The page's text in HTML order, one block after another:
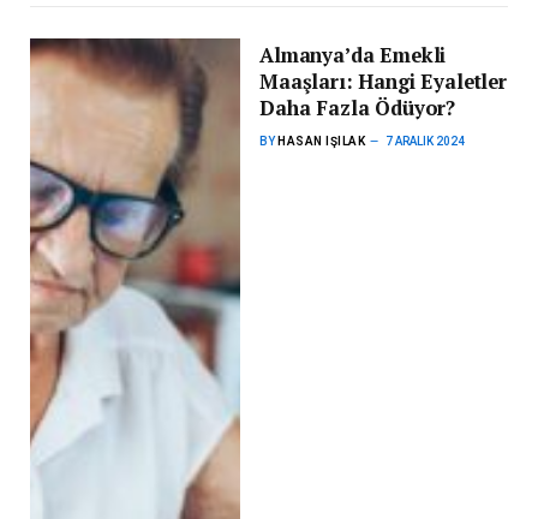
Almanya’da Emekli
Maaşları: Hangi Eyaletler
Daha Fazla Ödüyor?
BY HASAN IŞILAK 7 ARALIK 2024